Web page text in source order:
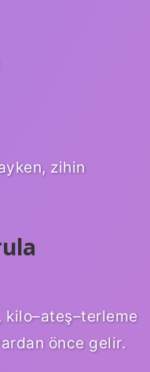
zihin
kilo–ateş–terleme
önce gelir.